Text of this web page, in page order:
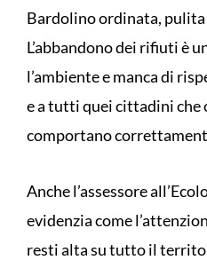
Bardolino ordinata, pulita
L’abbandono dei rifiuti è
l’ambiente e manca di
e a tutti quei cittadini che
comportano
Anche l’assessore
evidenzia come
resti alta su tutto il